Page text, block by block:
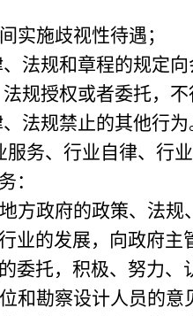
实施歧视性待遇；
、法规和章程的规定
法规授权或者委托，
、法规禁止的其他行为
务、行业自律、行
：
地方政府的政策、法
业的发展，向政府
委托，积极、努力
位和勘察设计人员的